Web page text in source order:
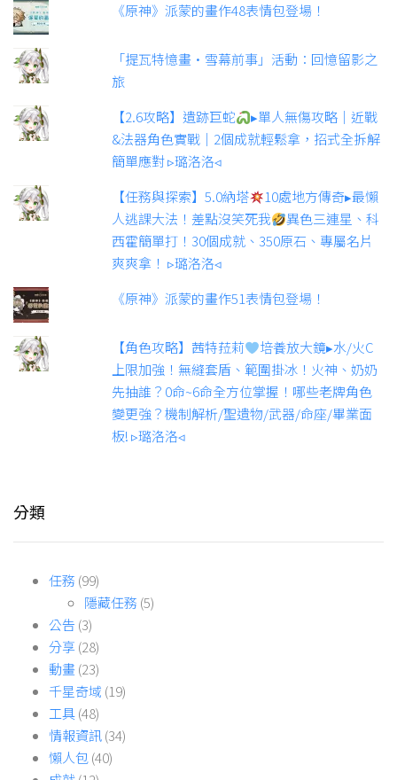
《原神》派蒙的畫作48表情包登場！
「提瓦特憶畫·雪幕前事」活動：回憶留影之
旅
【2.6攻略】遺跡巨蛇
▸單人無傷攻略｜近戰
&法器角色實戰｜2個成就輕鬆拿，招式全拆解
簡單應對 ▹璐洛洛◃
【任務與探索】5.0納塔
10處地方傳奇▸最懶
人逃課大法！差點沒笑死我
異色三連星、科
西霍簡單打！30個成就、350原石、專屬名片
爽爽拿！ ▹璐洛洛◃
《原神》派蒙的畫作51表情包登場！
【角色攻略】茜特菈莉
培養放大鏡▸水/火C
上限加強！無縫套盾、範圍掛冰！火神、奶奶
先抽誰？0命~6命全方位掌握！哪些老牌角色
變更強？機制解析/聖遺物/武器/命座/畢業面
板! ▹璐洛洛◃
分類
任務 (99)
隱藏任務 (5)
公告 (3)
分享(28)
動畫(23)
千星奇域 (19)
工具(48)
情報資訊(34)
懶人包(40)